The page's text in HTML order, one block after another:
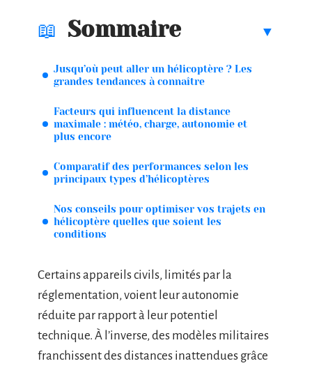
Sommaire
Jusqu’où peut aller un hélicoptère ? Les
grandes tendances à connaître
Facteurs qui influencent la distance
maximale : météo, charge, autonomie et
plus encore
Comparatif des performances selon les
principaux types d’hélicoptères
Nos conseils pour optimiser vos trajets en
hélicoptère quelles que soient les
conditions
Certains appareils civils, limités par la
réglementation, voient leur autonomie
réduite par rapport à leur potentiel
technique. À l’inverse, des modèles militaires
franchissent des distances inattendues grâce